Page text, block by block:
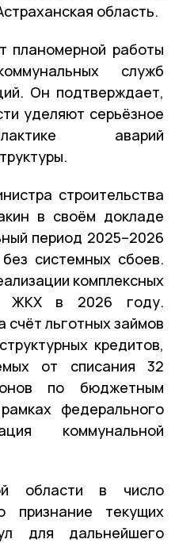
область.
планомерной работы
служб
Он подтверждает,
уделяют серьёзное
аварий
строительства
в своём докладе
период 2025–2026
системных сбоев.
комплексных
ЖКХ в 2026 году.
счёт льготных займов
кредитов,
от списания 32​
по бюджетным
федерального
коммунальной
области в число
текущих
для дальнейшего